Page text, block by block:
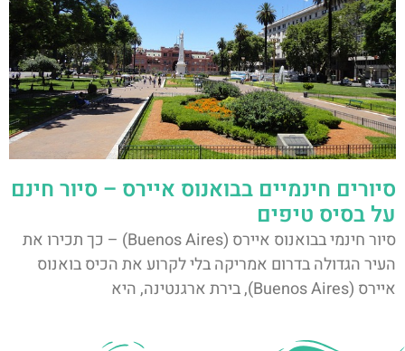
סיורים חינמיים בבואנוס איירס – סיור חינם
על בסיס טיפים
סיור חינמי בבואנוס איירס (Buenos Aires) – כך תכירו את
העיר הגדולה בדרום אמריקה בלי לקרוע את הכיס בואנוס
איירס (Buenos Aires), בירת ארגנטינה, היא